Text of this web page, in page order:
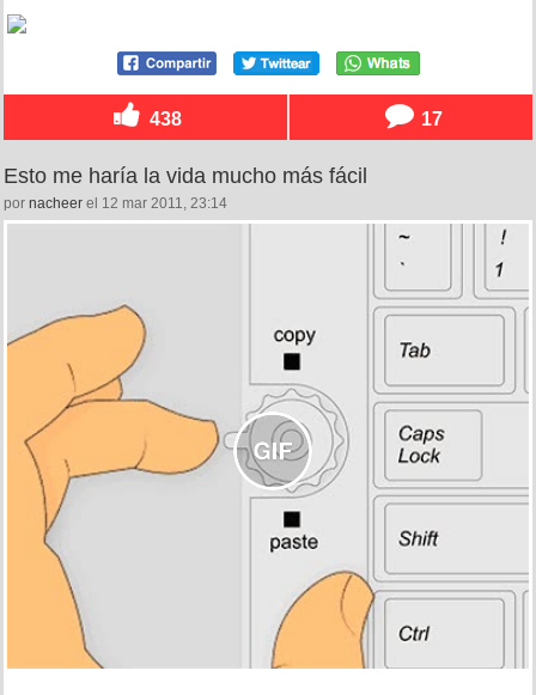
438 17
Esto me haría la vida mucho más fácil
por nacheer el 12 mar 2011, 23:14